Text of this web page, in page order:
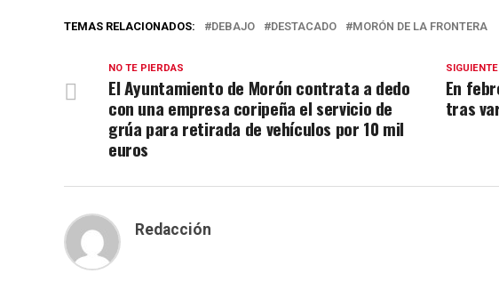
TEMAS RELACIONADOS: DEBAJO DESTACADO MORÓN DE LA FRONTERA
SIGUIENTE
En
tras
NO TE PIERDAS
El Ayuntamiento de Morón contrata a dedo
con una empresa coripeña el servicio de
grúa para retirada de vehículos por 10 mil
euros
Redacción